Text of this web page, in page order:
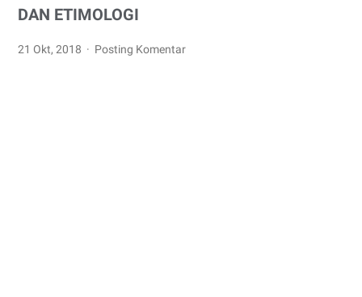
DAN ETIMOLOGI
21 Okt, 2018 Posting Komentar